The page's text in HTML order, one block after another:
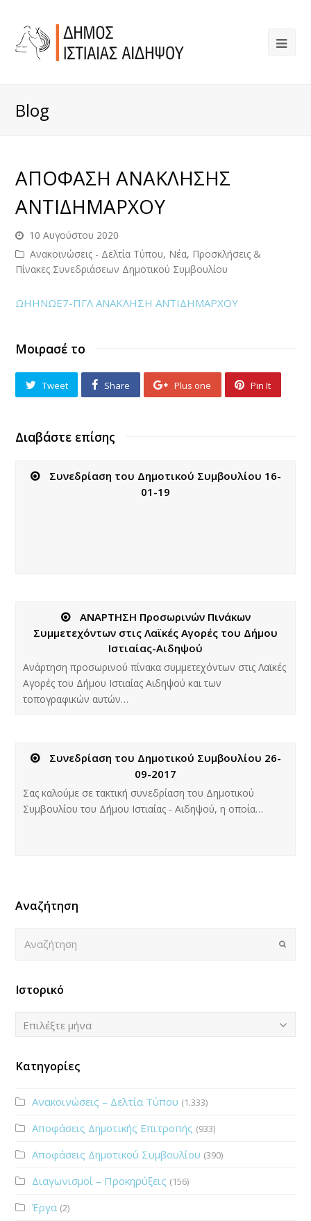
Blog
ΑΠΟΦΑΣΗ ΑΝΑΚΛΗΣΗΣ
ΑΝΤΙΔΗΜΑΡΧΟΥ
10 Αυγούστου 2020
Ανακοινώσεις - Δελτία Τύπου, Νέα, Προσκλήσεις &
Πίνακες Συνεδριάσεων Δημοτικού Συμβουλίου
ΩΗΗΝΩΕ7-ΠΓΛ ΑΝΑΚΛΗΣΗ ΑΝΤΙΔΗΜΑΡΧΟΥ
Μοιρασέ το
Tweet Share Plus one Pin It
Διαβάστε επίσης
Συνεδρίαση του Δημοτικού Συμβουλίου 16-
01-19
ΑΝΑΡΤΗΣΗ Προσωρινών Πινάκων
Συμμετεχόντων στις Λαϊκές Αγορές του Δήμου
Ιστιαίας-Αιδηψού
Ανάρτηση προσωρινού πίνακα συμμετεχόντων στις Λαϊκές
Αγορές του Δήμου Ιστιαίας Αιδηψού και των
τοπογραφικών αυτών…
Συνεδρίαση του Δημοτικού Συμβουλίου 26-
09-2017
Σας καλούμε σε τακτική συνεδρίαση του Δημοτικού
Συμβουλίου του Δήμου Ιστιαίας - Αιδηψού, η οποία…
Αναζήτηση
Submit
Ιστορικό
Ιστορικό
Επιλέξτε μήνα
Κατηγορίες
Ανακοινώσεις – Δελτία Τύπου (1.333)
Αποφάσεις Δημοτικής Επιτροπής (933)
Αποφάσεις Δημοτικού Συμβουλίου (390)
Διαγωνισμοί – Προκηρύξεις (156)
Έργα (2)